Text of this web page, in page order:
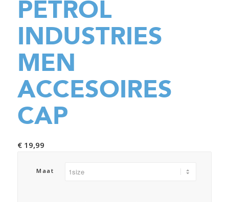
PETROL
INDUSTRIES
MEN
ACCESOIRES
CAP
€19,99
Maat